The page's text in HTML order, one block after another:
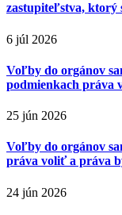
zastupiteľstva, ktorý
6 júl 2026
Voľby do orgánov
podmienkach práva
25 jún 2026
Voľby do orgánov
práva voliť a práva
24 jún 2026